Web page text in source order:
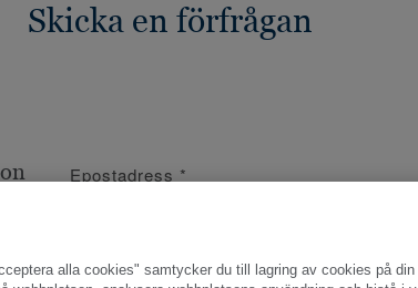
Skicka en förfrågan
Epostadress *
alla cookies" samtycker du till lagring av cookies på